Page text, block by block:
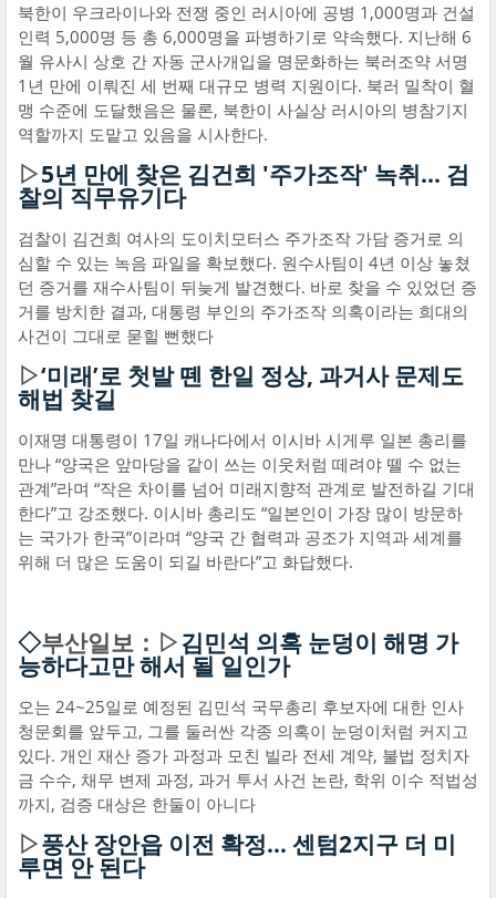
북한이 우크라이나와 전쟁 중인 러시아에 공병 1,000명과 건설
인력 5,000명 등 총 6,000명을 파병하기로 약속했다. 지난해 6
월 유사시 상호 간 자동 군사개입을 명문화하는 북러조약 서명
1년 만에 이뤄진 세 번째 대규모 병력 지원이다. 북러 밀착이 혈
맹 수준에 도달했음은 물론, 북한이 사실상 러시아의 병참기지
역할까지 도맡고 있음을 시사한다.
▷5년 만에 찾은 김건희 '주가조작' 녹취… 검
찰의 직무유기다
검찰이 김건희 여사의 도이치모터스 주가조작 가담 증거로 의
심할 수 있는 녹음 파일을 확보했다. 원수사팀이 4년 이상 놓쳤
던 증거를 재수사팀이 뒤늦게 발견했다. 바로 찾을 수 있었던 증
거를 방치한 결과, 대통령 부인의 주가조작 의혹이라는 희대의
사건이 그대로 묻힐 뻔했다
▷‘미래’로 첫발 뗀 한일 정상, 과거사 문제도
해법 찾길
이재명 대통령이 17일 캐나다에서 이시바 시게루 일본 총리를
만나 “양국은 앞마당을 같이 쓰는 이웃처럼 떼려야 뗄 수 없는
관계”라며 “작은 차이를 넘어 미래지향적 관계로 발전하길 기대
한다”고 강조했다. 이시바 총리도 “일본인이 가장 많이 방문하
는 국가가 한국”이라며 “양국 간 협력과 공조가 지역과 세계를
위해 더 많은 도움이 되길 바란다”고 화답했다.
◇부산일보：▷김민석 의혹 눈덩이 해명 가
능하다고만 해서 될 일인가
오는 24~25일로 예정된 김민석 국무총리 후보자에 대한 인사
청문회를 앞두고, 그를 둘러싼 각종 의혹이 눈덩이처럼 커지고
있다. 개인 재산 증가 과정과 모친 빌라 전세 계약, 불법 정치자
금 수수, 채무 변제 과정, 과거 투서 사건 논란, 학위 이수 적법성
까지, 검증 대상은 한둘이 아니다
▷풍산 장안읍 이전 확정… 센텀2지구 더 미
루면 안 된다